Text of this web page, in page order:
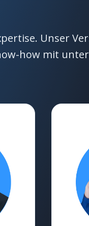
Unser
how mit